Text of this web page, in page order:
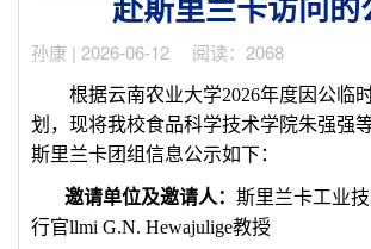
孙康 | 2026-06-12 阅读：2068
根据云南农业大学2026年度因公临
划，现将我校食品科学技术学院朱强强
斯里兰卡团组信息公示如下：
邀请单位及邀请人： 斯里兰卡工业
行官llmi G.N. Hewajulige教授